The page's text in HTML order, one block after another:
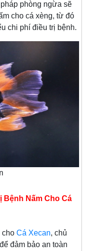
phòng ngừa sẽ
cho cá xèng, từ đó
chi phí điều trị bệnh.
Bệnh Nấm Cho Cá
cho Cá Xecan, chủ
đảm bảo an toàn